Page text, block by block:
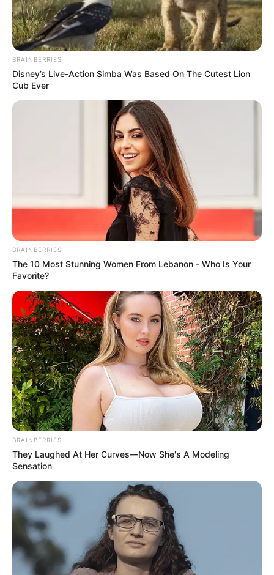
BRAINBERRIES
Disney’s Live-Action Simba Was Based On The Cutest Lion
Cub Ever
BRAINBERRIES
The 10 Most Stunning Women From Lebanon - Who Is Your
Favorite?
BRAINBERRIES
They Laughed At Her Curves—Now She's A Modeling
Sensation